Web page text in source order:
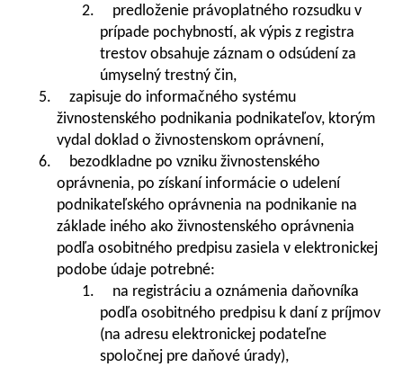
2. predloženie právoplatného rozsudku v
prípade pochybností, ak výpis z registra
trestov obsahuje záznam o odsúdení za
úmyselný trestný čin,
5. zapisuje do informačného systému
živnostenského podnikania podnikateľov, ktorým
vydal doklad o živnostenskom oprávnení,
6. bezodkladne po vzniku živnostenského
oprávnenia, po získaní informácie o udelení
podnikateľského oprávnenia na podnikanie na
základe iného ako živnostenského oprávnenia
podľa osobitného predpisu zasiela v elektronickej
podobe údaje potrebné:
1. na registráciu a oznámenia daňovníka
podľa osobitného predpisu k daní z príjmov
(na adresu elektronickej podateľne
spoločnej pre daňové úrady),